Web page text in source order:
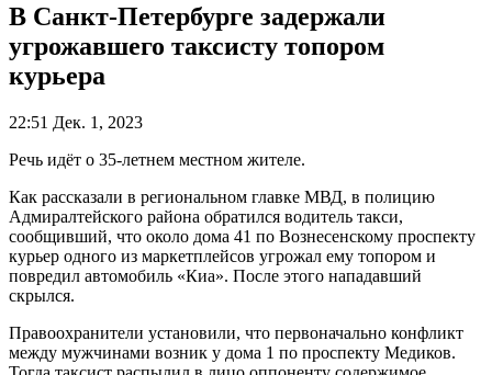
В Санкт-Петербурге задержали
угрожавшего таксисту топором
курьера
22:51 Дек. 1, 2023
Речь идёт о 35-летнем местном жителе.
Как рассказали в региональном главке МВД, в полицию
Адмиралтейского района обратился водитель такси,
сообщивший, что около дома 41 по Вознесенскому проспекту
курьер одного из маркетплейсов угрожал ему топором и
повредил автомобиль «Киа». После этого нападавший
скрылся.
Правоохранители установили, что первоначально конфликт
между мужчинами возник у дома 1 по проспекту Медиков.